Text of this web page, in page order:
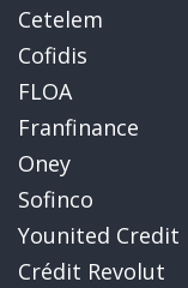
Cetelem
Cofidis
FLOA
Franfinance
Oney
Sofinco
Younited Credit
Crédit Revolut